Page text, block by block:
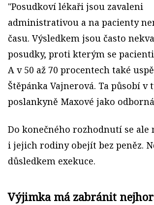
"Posudkoví lékaři jsou zavaleni
administrativou a na pacienty
času. Výsledkem jsou často
posudky, proti kterým se
A v 50 až 70 procentech také
Štěpánka Vajnerová. Ta působí v
poslankyně Maxové jako
Do konečného rozhodnutí se ale
i jejich rodiny obejít bez peněz.
důsledkem exekuce.
Výjimka má zabránit